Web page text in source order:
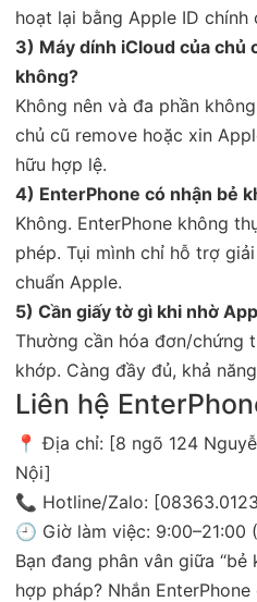
hoạt lại bằng Apple ID chính
3) Máy dính iCloud của chủ
không?
Không nên và đa phần
chủ cũ remove hoặc xin
hữu hợp lệ.
4) EnterPhone có nhận bẻ
Không. EnterPhone không
phép. Tụi mình chỉ hỗ trợ
chuẩn Apple.
5) Cần giấy tờ gì khi nhờ
Thường cần hóa đơn/chứng
khớp. Càng đầy đủ, khả
Liên hệ
📍 Địa chỉ: [8 ngõ 124
Nội]
📞 Hotline/Zalo:
🕘 Giờ làm việc: 9:00–21:00
Bạn đang phân vân giữa “bẻ
hợp pháp? Nhắn